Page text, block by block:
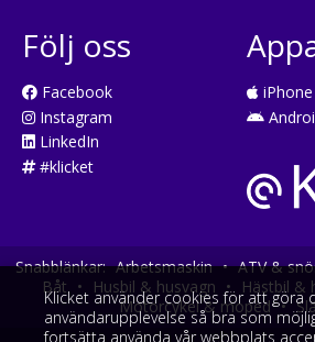
Följ oss
Facebook
Instagram
LinkedIn
#klicket
Snabblänkar: Arbetsmaskin • ATV &
Båt • Husbil & husvagn • Hästbil &
Motorcykel & moped •
Klicket använder cookies för att göra
användarupplevelse så bra som
fortsätta använda vår webbplats